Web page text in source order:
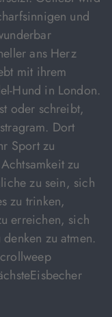
und
ans Herz
mit ihrem
Hund in London.
oder schreibt,
Dort
Sport zu
zu
zu sein, sich
zu trinken,
erreichen, sich
zu atmen.